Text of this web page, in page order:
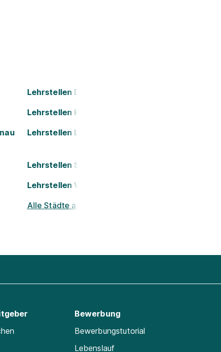
Lehrstellen Dornbirn
Lehrstellen Kapfenberg
Lehrstellen Leoben
Lehrstellen St. Pölten
Lehrstellen Wels
Alle Städte ansehen
Bewerbung
Bewerbungstutorial
Lebenslauf